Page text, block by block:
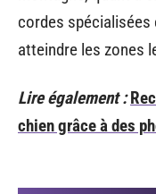
cordes spécialisées
atteindre les zones
Lire également :
chien grâce à des